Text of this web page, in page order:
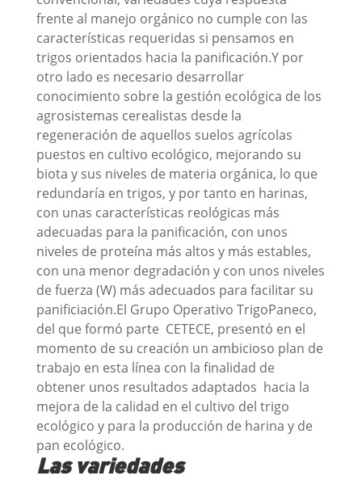
frente al manejo orgánico no cumple con las
características requeridas si pensamos en
trigos orientados hacia la panificación.Y por
otro lado es necesario desarrollar
conocimiento sobre la gestión ecológica de los
agrosistemas cerealistas desde la
regeneración de aquellos suelos agrícolas
puestos en cultivo ecológico, mejorando su
biota y sus niveles de materia orgánica, lo que
redundaría en trigos, y por tanto en harinas,
con unas características reológicas más
adecuadas para la panificación, con unos
niveles de proteína más altos y más estables,
con una menor degradación y con unos niveles
de fuerza (W) más adecuados para facilitar su
panificiación.El Grupo Operativo TrigoPaneco,
del que formó parte CETECE, presentó en el
momento de su creación un ambicioso plan de
trabajo en esta línea con la finalidad de
obtener unos resultados adaptados hacia la
mejora de la calidad en el cultivo del trigo
ecológico y para la producción de harina y de
pan ecológico.
Las variedades